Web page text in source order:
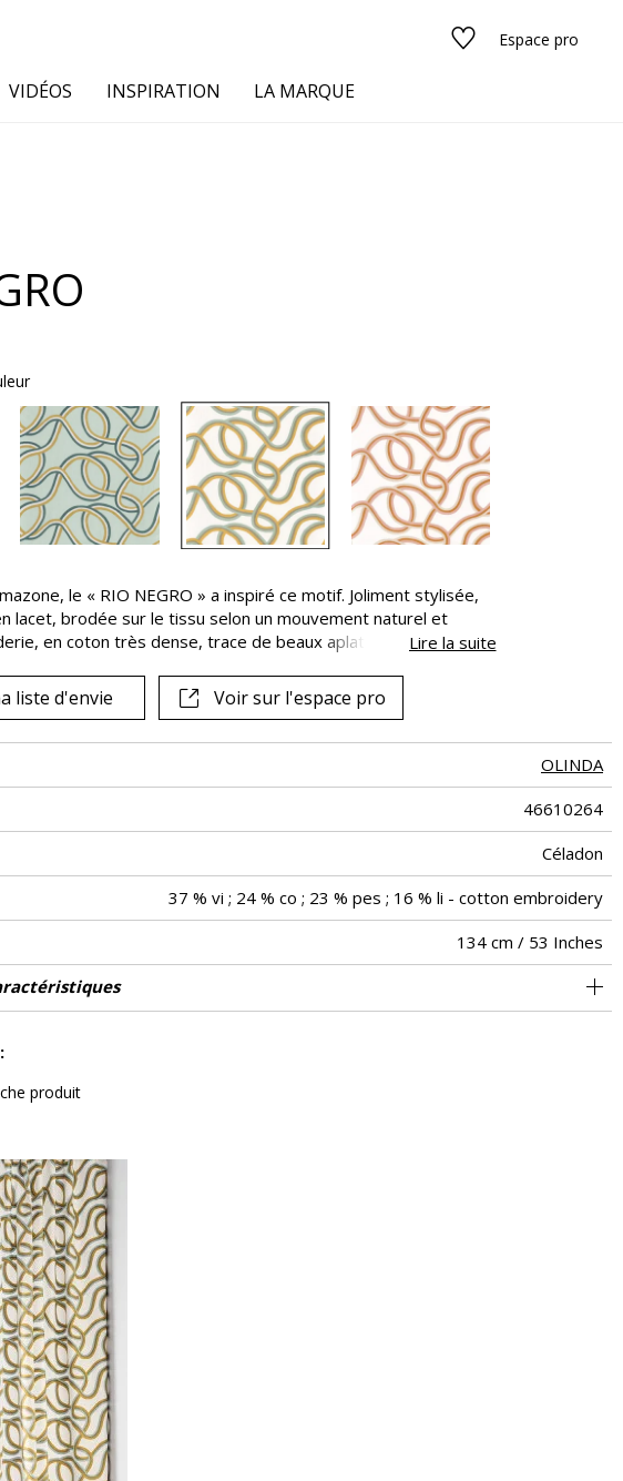
Espace pro
Bleu
Multicouleurs
Noir
Orange
Rose
Vert
Violet
Voir tous les tissus
VIDÉOS INSPIRATION LA MARQUE
le « RIO NEGRO » a inspiré ce motif. Joliment stylisée,
lacet, brodée sur le tissu selon un mouvement naturel et
en coton très dense, trace de beaux aplats de couleur. Elle
singularité.
Lire la suite
liste d'envie Voir sur l'espace pro
OLINDA
46610264
Céladon
37 % vi ; 24 % co ; 23 % pes ; 16 % li - cotton embroidery
134 cm / 53 Inches
<2%
Raccord droit
De large
430
aw - 0.15
Inde
67 cm / 26 Inches
24 cm / 9 Inches
produit